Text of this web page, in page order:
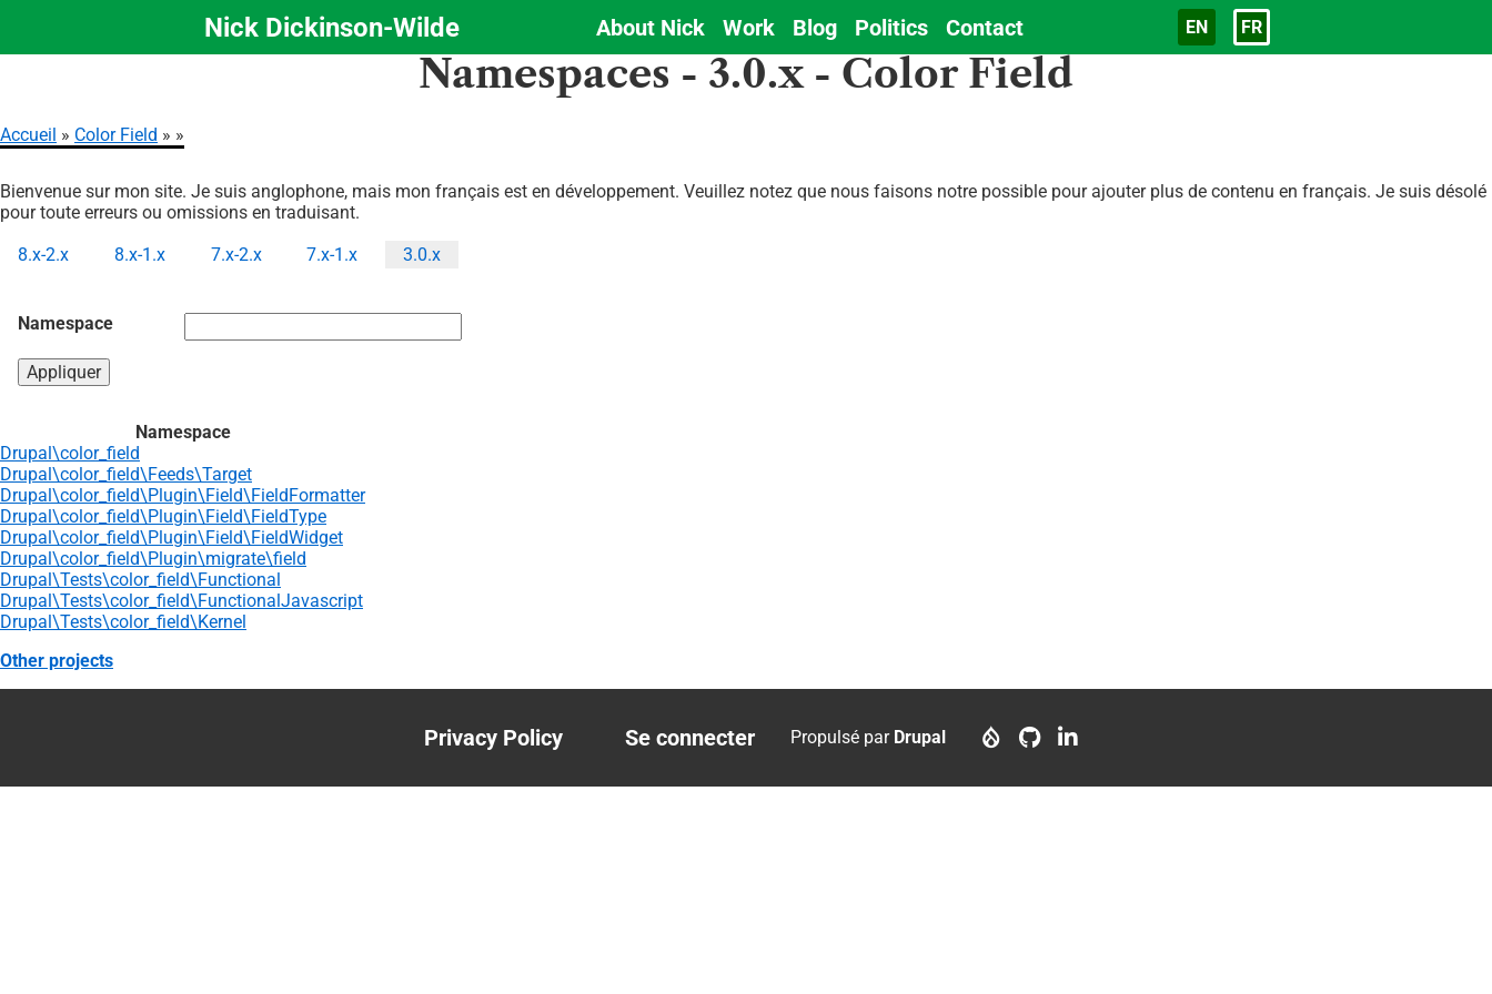
Aller
principal
Nick Dickinson-Wilde
Main
navigation
About Nick Work Blog Politics Contact Langue
EN FR
Namespaces - 3.0.x - Color Field
d'Ariane
Accueil Color Field
Bienvenue sur mon site. Je suis anglophone, mais mon français est en développement. Veuillez notez que nous faisons notre possible pour ajouter plus de contenu en français. Je suis désolé
pour toute erreurs ou omissions en traduisant.
principaux
8.x-2.x 8.x-1.x 7.x-2.x 7.x-1.x 3.0.x
Namespace
Namespace
Drupal\color_field
Drupal\color_field\Feeds\Target
Drupal\color_field\Plugin\Field\FieldFormatter
Drupal\color_field\Plugin\Field\FieldType
Drupal\color_field\Plugin\Field\FieldWidget
Drupal\color_field\Plugin\migrate\field
Drupal\Tests\color_field\Functional
Drupal\Tests\color_field\FunctionalJavascript
Drupal\Tests\color_field\Kernel
Other projects
Footer
menu
Privacy Policy
account
Se connecter Propulsé par Drupal